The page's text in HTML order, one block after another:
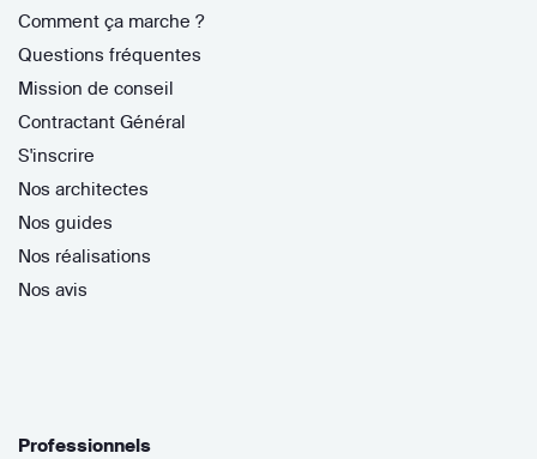
Comment ça marche ?
Questions fréquentes
Mission de conseil
Contractant Général
S'inscrire
Nos architectes
Nos guides
Nos réalisations
Nos avis
Professionnels